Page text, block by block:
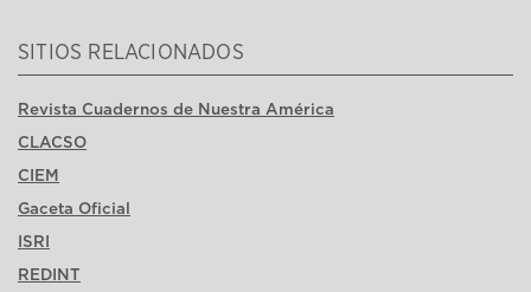
SITIOS RELACIONADOS
Revista Cuadernos de Nuestra América
CLACSO
CIEM
Gaceta Oficial
ISRI
REDINT